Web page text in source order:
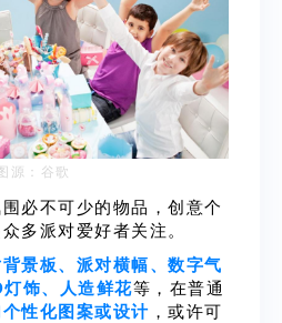
图源：谷歌
必不可少的物品，创意个
多派对爱好者关注。
景板、派对横幅、数字气
饰、人造鲜花等，在普通
性化图案或设计 ，或许可